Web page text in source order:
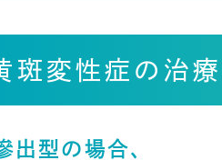
斑変性症の治療
出型の場合、